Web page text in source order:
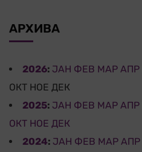
АРХИВА
2026: ЈАН ФЕВ МАР АПР
ОКТ НОЕ ДЕК
2025: ЈАН ФЕВ МАР АПР
ОКТ НОЕ ДЕК
2024: ЈАН ФЕВ МАР АПР